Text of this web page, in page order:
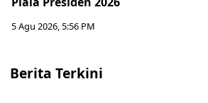
5 Agu 2026, 5:56 PM
Berita Terkini